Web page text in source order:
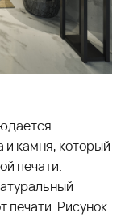
и камня, который
печати.
печати. Рисунок